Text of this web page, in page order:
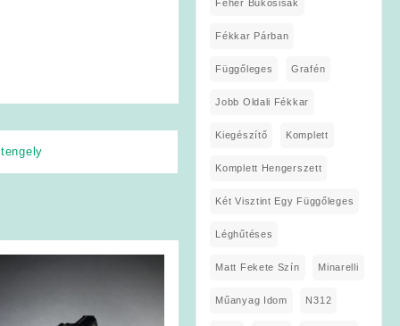
Fehér Bukósisak
Fékkar Párban
Függőleges Grafén
Jobb Oldali Fékkar
Kiegészítő Komplett
Komplett Hengerszett
Két Visztint Egy Függőleges
Léghűtéses
Matt Fekete Szín Minarelli
Műanyag Idom N312